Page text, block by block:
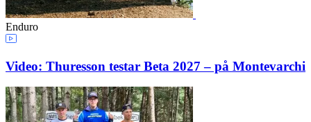
Enduro
Video: Thuresson testar Beta 2027 – på Montevarchi